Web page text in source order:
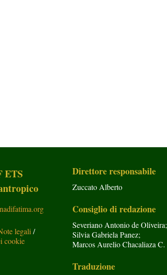
ETS
legali /
cookie
Direttore responsabile
Zuccato Alberto
Consiglio di redazione
Severiano Antonio de Oliveira;
Silvia Gabriela Panez;
Marcos Aurelio Chacaliaza C.
Traduzione